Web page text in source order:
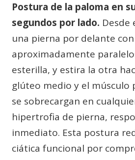
Postura de la paloma en
segundos por lado. Desde
una pierna por delante
aproximadamente
esterilla, y estira la otra
glúteo medio y el músculo
se sobrecargan en
hipertrofia de pierna,
inmediato. Esta postura
ciática funcional por